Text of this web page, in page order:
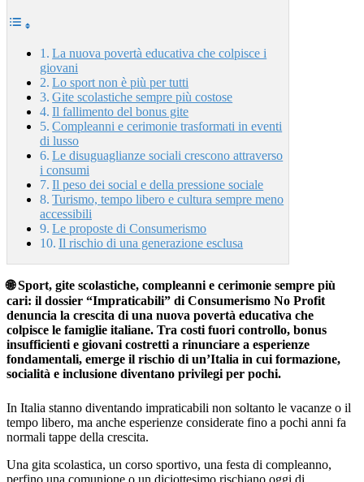
La nuova povertà educativa che colpisce i
giovani
Lo sport non è più per tutti
Gite scolastiche sempre più costose
Il fallimento del bonus gite
Compleanni e cerimonie trasformati in eventi
di lusso
Le disuguaglianze sociali crescono attraverso
i consumi
Il peso dei social e della pressione sociale
Turismo, tempo libero e cultura sempre meno
accessibili
Le proposte di Consumerismo
Il rischio di una generazione esclusa
🌐 Sport, gite scolastiche, compleanni e cerimonie sempre più
cari: il dossier “Impraticabili” di Consumerismo No Profit
denuncia la crescita di una nuova povertà educativa che
colpisce le famiglie italiane. Tra costi fuori controllo, bonus
insufficienti e giovani costretti a rinunciare a esperienze
fondamentali, emerge il rischio di un’Italia in cui formazione,
socialità e inclusione diventano privilegi per pochi.
In Italia stanno diventando impraticabili non soltanto le vacanze o il
tempo libero, ma anche esperienze considerate fino a pochi anni fa
normali tappe della crescita.
Una gita scolastica, un corso sportivo, una festa di compleanno,
perfino una comunione o un diciottesimo rischiano oggi di